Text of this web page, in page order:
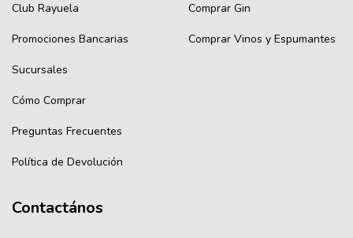
Club Rayuela
Promociones Bancarias
Sucursales
Cómo Comprar
Preguntas Frecuentes
Política de Devolución
Comprar Gin
Comprar Vinos y Espumantes
Contactános